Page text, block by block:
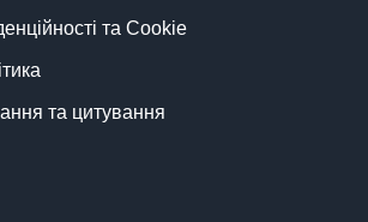
та Cookie
та цитування